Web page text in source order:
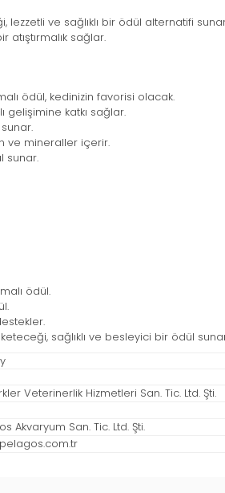
lezzetli ve sağlıklı bir ödül alternatifi
atıştırmalık sağlar.
ödül, kedinizin favorisi olacak.
gelişimine katkı sağlar.
ve mineraller içerir.
sunar.
ödül.
sağlıklı ve besleyici bir ödül
Veterinerlik Hizmetleri San. Tic. Ltd. Şti.
Akvaryum San. Tic. Ltd. Şti.